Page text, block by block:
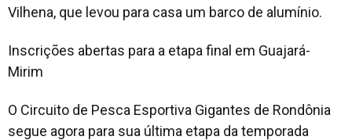
Vilhena, que levou para casa um barco de alumínio.
Inscrições abertas para a etapa final em Guajará-
Mirim
O Circuito de Pesca Esportiva Gigantes de Rondônia
segue agora para sua última etapa da temporada